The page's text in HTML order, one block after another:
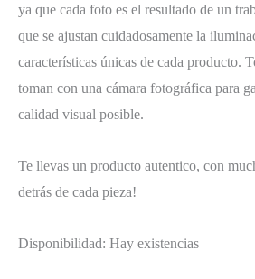
ya que cada foto es el resultado de un
que se ajustan cuidadosamente la
características únicas de cada producto.
toman con una cámara fotográfica para
calidad visual posible.
Te llevas un producto autentico, con
detrás de cada pieza!
Disponibilidad: Hay existencias